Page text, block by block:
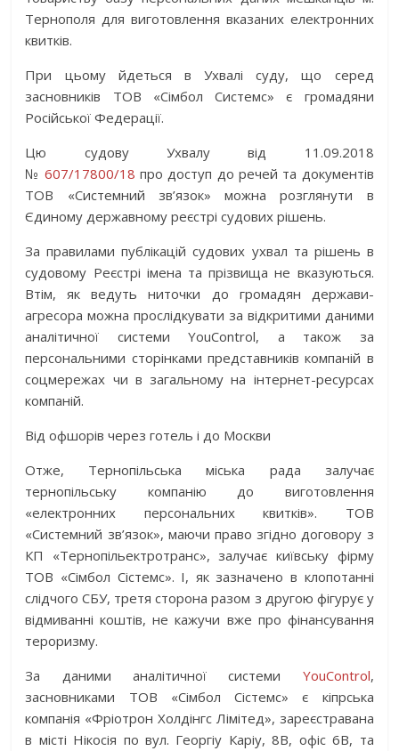
Тернополя для виготовлення вказаних електронних
квитків.
При цьому йдеться в Ухвалі суду, що серед
засновників TOB «Сімбол Системс» є громадяни
Російської Федерації.
Цю судову Ухвалу від 11.09.2018
№ 607/17800/18 про доступ до речей та документів
ТОВ «Системний зв’язок» можна розглянути в
Єдиному державному реєстрі судових рішень.
За правилами публікацій судових ухвал та рішень в
судовому Реєстрі імена та прізвища не вказуються.
Втім, як ведуть ниточки до громадян держави-
агресора можна прослідкувати за відкритими даними
аналітичної системи YouControl, а також за
персональними сторінками представників компаній в
соцмережах чи в загальному на інтернет-ресурсах
компаній.
Від офшорів через готель і до Москви
Отже, Тернопільська міська рада залучає
тернопільську компанію до виготовлення
«електронних персональних квитків». ТОВ
«Системний зв’язок», маючи право згідно договору з
КП «Тернопільектротранс», залучає київську фірму
ТОВ «Сімбол Сістемс». І, як зазначено в клопотанні
слідчого СБУ, третя сторона разом з другою фігурує у
відмиванні коштів, не кажучи вже про фінансування
тероризму.
За даними аналітичної системи YouControl,
засновниками ТОВ «Сімбол Сістемс» є кіпрська
компанія «Фріотрон Холдінгс Лімітед», зареєстравана
в місті Нікосія по вул. Георгіу Каріу, 8В, офіс 6В, та